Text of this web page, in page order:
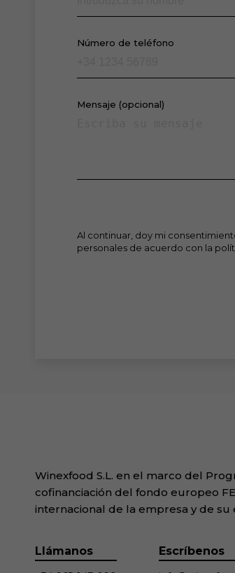
Número de teléfono
Mensaje (opcional)
Al continuar, doy mi
personales de acuerdo con la
Winexfood S.L. en el marco del
cofinanciación del fondo europeo
internacional de la empresa y de su
Llámanos Escríbenos